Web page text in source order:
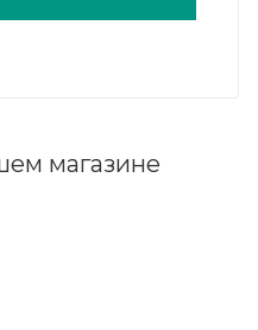
магазине